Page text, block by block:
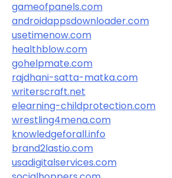
gameofpanels.com
androidappsdownloader.com
usetimenow.com
healthblow.com
gohelpmate.com
rajdhani-satta-matka.com
writerscraft.net
elearning-childprotection.com
wrestling4mena.com
knowledgeforall.info
brand2lastio.com
usadigitalservices.com